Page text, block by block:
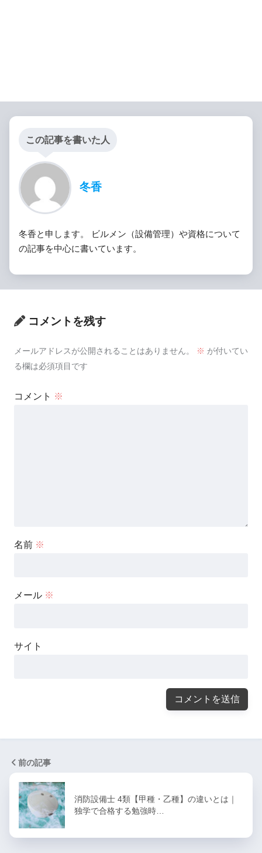
この記事を書いた人
冬香
冬香と申します。 ビルメン（設備管理）や資格について
の記事を中心に書いています。
コメントを残す
メールアドレスが公開されることはありません。 ※ が付いてい
る欄は必須項目です
コメント ※
名前 ※
メール ※
サイト
前の記事
消防設備士 4類【甲種・乙種】の違いとは｜
独学で合格する勉強時…